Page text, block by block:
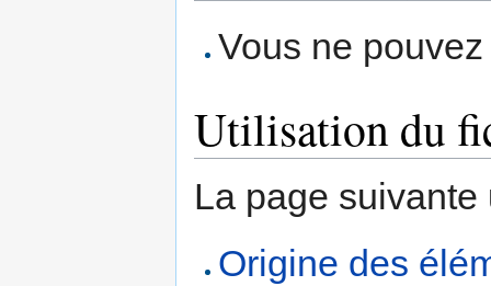
Vous ne
Utilisation du
La page
Origine des